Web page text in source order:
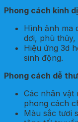
Phong cách kinh
Hình ảnh ma
dơi, phù
Hiệu ứng 3d
sinh động.
Phong cách dễ
Các nhân vật
phong cách
Màu sắc tươi